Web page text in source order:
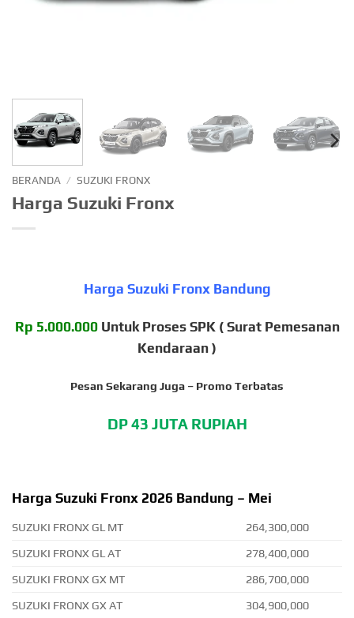
BERANDA / SUZUKI FRONX
Harga Suzuki Fronx
Harga Suzuki Fronx Bandung
Rp 5.000.000 Untuk Proses SPK ( Surat Pemesanan
Kendaraan )
Pesan Sekarang Juga – Promo Terbatas
DP 43 JUTA RUPIAH
Harga Suzuki Fronx 2026 Bandung – Mei
SUZUKI FRONX GL MT 264,300,000
SUZUKI FRONX GL AT 278,400,000
SUZUKI FRONX GX MT 286,700,000
SUZUKI FRONX GX AT 304,900,000